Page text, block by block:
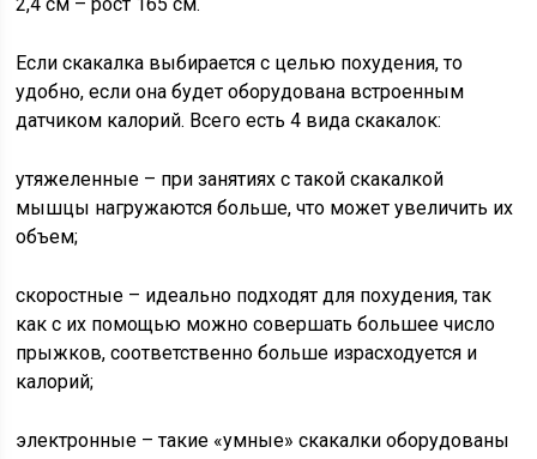
Если скакалка выбирается с целью похудения, то
удобно, если она будет оборудована встроенным
датчиком калорий. Всего есть 4 вида скакалок:
утяжеленные – при занятиях с такой скакалкой
мышцы нагружаются больше, что может увеличить их
объем;
скоростные – идеально подходят для похудения, так
как с их помощью можно совершать большее число
прыжков, соответственно больше израсходуется и
калорий;
электронные – такие «умные» скакалки оборудованы